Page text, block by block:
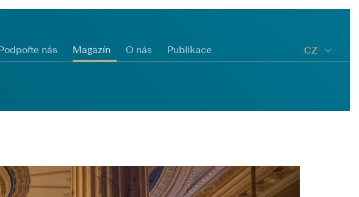
Podpořte nás Magazín O nás Publikace CZ